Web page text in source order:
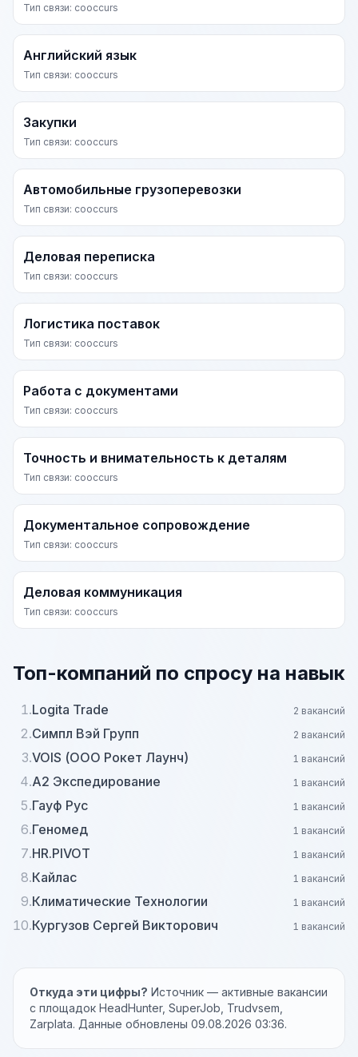
Тип связи: cooccurs
Английский язык
Тип связи: cooccurs
Закупки
Тип связи: cooccurs
Автомобильные грузоперевозки
Тип связи: cooccurs
Деловая переписка
Тип связи: cooccurs
Логистика поставок
Тип связи: cooccurs
Работа с документами
Тип связи: cooccurs
Точность и внимательность к деталям
Тип связи: cooccurs
Документальное сопровождение
Тип связи: cooccurs
Деловая коммуникация
Тип связи: cooccurs
Топ-компаний по спросу на навык
1.Logita Trade 2 вакансий
2.Симпл Вэй Групп 2 вакансий
3.VOIS (ООО Рокет Лаунч) 1 вакансий
4.А2 Экспедирование 1 вакансий
5.Гауф Рус 1 вакансий
6.Геномед 1 вакансий
7.HR.PIVOT 1 вакансий
8.Кайлас 1 вакансий
9.Климатические Технологии 1 вакансий
10.Кургузов Сергей Викторович 1 вакансий
Откуда эти цифры? Источник — активные вакансии
с площадок HeadHunter, SuperJob, Trudvsem,
Zarplata. Данные обновлены 09.08.2026 03:36.